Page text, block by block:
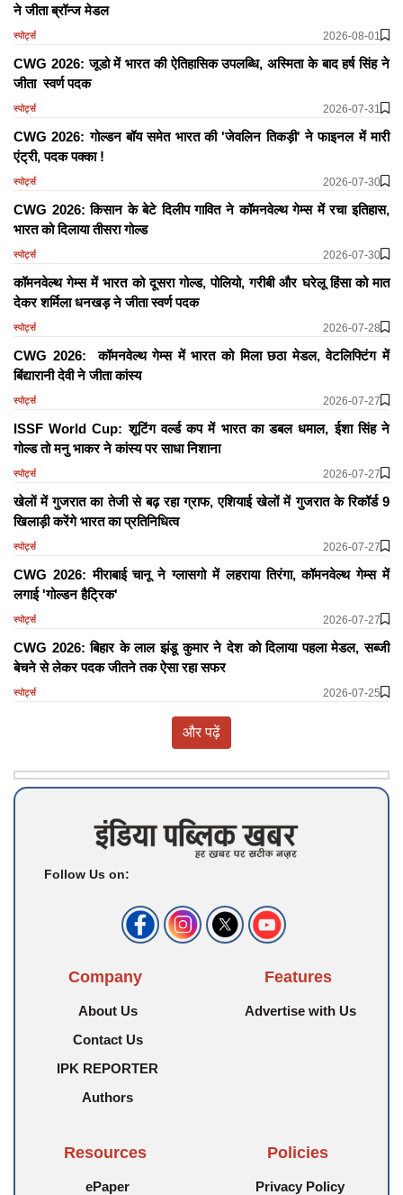
ने जीता ब्रॉन्ज मेडल
स्पोर्ट्स 2026-08-01
CWG 2026: जूडो में भारत की ऐतिहासिक उपलब्धि, अस्मिता के बाद हर्ष सिंह ने
जीता स्वर्ण पदक
स्पोर्ट्स 2026-07-31
CWG 2026: गोल्डन बॉय समेत भारत की 'जेवलिन तिकड़ी' ने फाइनल में मारी
एंट्री, पदक पक्का !
स्पोर्ट्स 2026-07-30
CWG 2026: किसान के बेटे दिलीप गावित ने कॉमनवेल्थ गेम्स में रचा इतिहास,
भारत को दिलाया तीसरा गोल्ड
स्पोर्ट्स 2026-07-30
कॉमनवेल्थ गेम्स में भारत को दूसरा गोल्ड, पोलियो, गरीबी और घरेलू हिंसा को मात
देकर शर्मिला धनखड़ ने जीता स्वर्ण पदक
स्पोर्ट्स 2026-07-28
CWG 2026: कॉमनवेल्थ गेम्स में भारत को मिला छठा मेडल, वेटलिफ्टिंग में
बिंद्यारानी देवी ने जीता कांस्य
स्पोर्ट्स 2026-07-27
ISSF World Cup: शूटिंग वर्ल्ड कप में भारत का डबल धमाल, ईशा सिंह ने
गोल्ड तो मनु भाकर ने कांस्य पर साधा निशाना
स्पोर्ट्स 2026-07-27
खेलों में गुजरात का तेजी से बढ़ रहा ग्राफ, एशियाई खेलों में गुजरात के रिकॉर्ड 9
खिलाड़ी करेंगे भारत का प्रतिनिधित्व
स्पोर्ट्स 2026-07-27
CWG 2026: मीराबाई चानू ने ग्लासगो में लहराया तिरंगा, कॉमनवेल्थ गेम्स में
लगाई 'गोल्डन हैट्रिक'
स्पोर्ट्स 2026-07-27
CWG 2026: बिहार के लाल झंडू कुमार ने देश को दिलाया पहला मेडल, सब्जी
बेचने से लेकर पदक जीतने तक ऐसा रहा सफर
स्पोर्ट्स 2026-07-25
और पढ़ें
Follow Us on:
Company
About Us
Contact Us
IPK REPORTER
Authors
Features
Advertise with Us
Resources
ePaper
Policies
Privacy Policy